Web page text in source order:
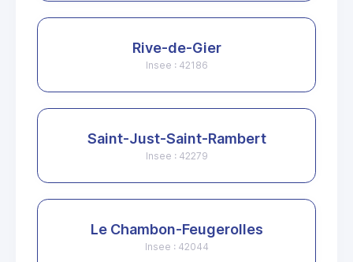
Rive-de-Gier
Insee : 42186
Saint-Just-Saint-Rambert
Insee : 42279
Le Chambon-Feugerolles
Insee : 42044